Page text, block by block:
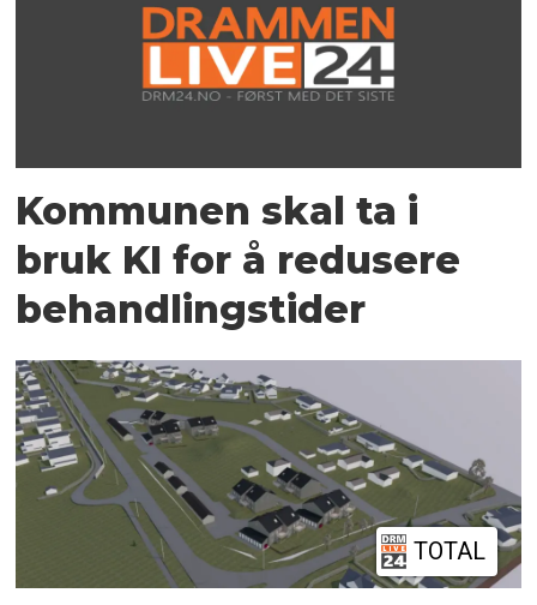
Kommunen skal ta i
bruk KI for å redusere
behandlingstider
TOTAL